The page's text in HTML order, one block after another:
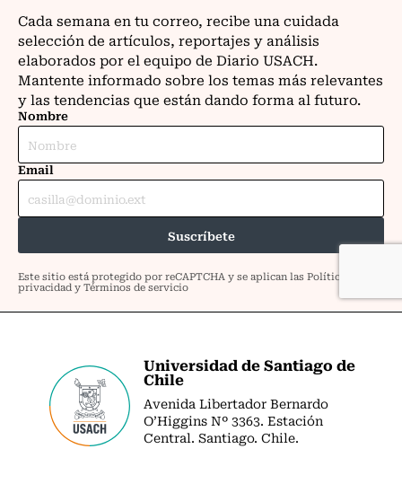
Universidad de Santiago de
Chile
Avenida Libertador Bernardo
O’Higgins Nº 3363. Estación
Central. Santiago. Chile.